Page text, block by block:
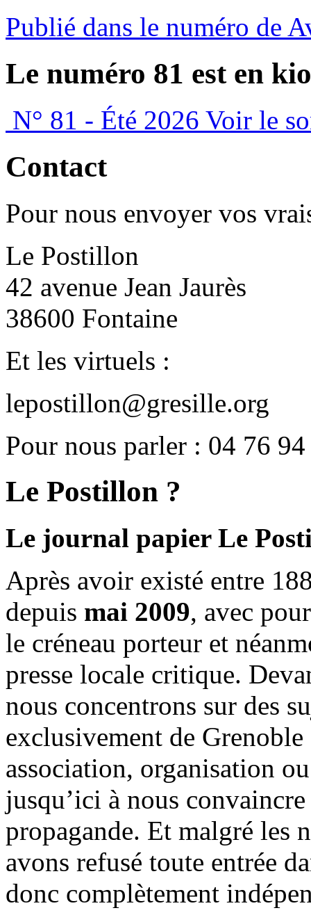
Publié dans le numéro de
Le numéro 81 est en
N° 81 - Été 2026 Voir le
Contact
Pour nous envoyer vos
Le Postillon
42 avenue Jean Jaurès
38600 Fontaine
Et les virtuels :
lepostillon@gresille.org
Pour nous parler : 04 76
Le Postillon ?
Le journal papier Le
Après avoir existé entre
depuis mai 2009, avec
le créneau porteur et
presse locale critique.
nous concentrons sur des
exclusivement de
association, organisation
jusqu’ici à nous
propagande. Et malgré les
avons refusé toute entrée
donc complètement